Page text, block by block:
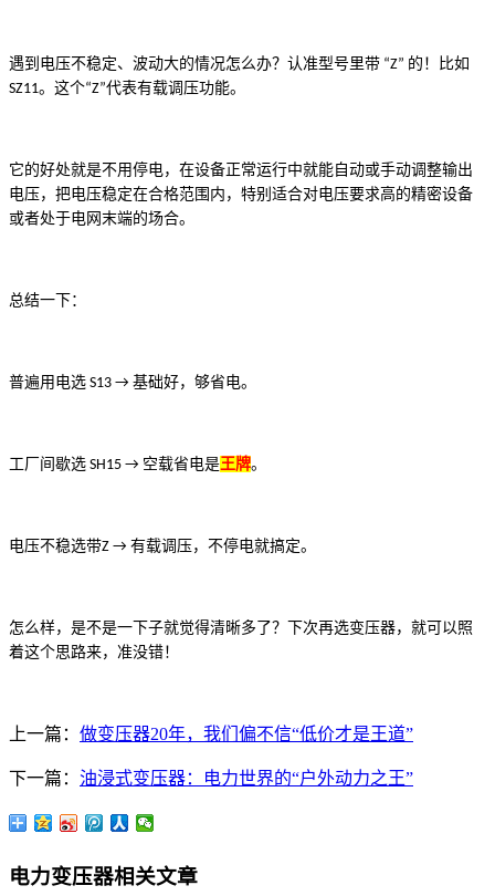
遇到电压不稳定、波动大的情况怎么办？认准型号里带 “Z” 的！比如
SZ11。这个“Z”代表有载调压功能。
它的好处就是不用停电，在设备正常运行中就能自动或手动调整输出
电压，把电压稳定在合格范围内，特别适合对电压要求高的精密设备
或者处于电网末端的场合。
总结一下：
普遍用电选 S13 → 基础好，够省电。
工厂间歇选 SH15 → 空载省电是王牌。
电压不稳选带Z → 有载调压，不停电就搞定。
怎么样，是不是一下子就觉得清晰多了？下次再选变压器，就可以照
着这个思路来，准没错！
上一篇： 做变压器20年，我们偏不信“低价才是王道”
下一篇： 油浸式变压器：电力世界的“户外动力之王”
电力变压器相关文章